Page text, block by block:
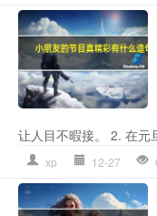
让人目不暇接。 2. 在元
xp 12-27